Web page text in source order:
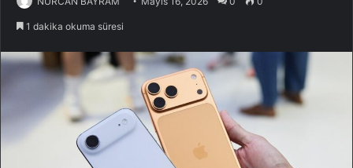
1 dakika okuma süresi